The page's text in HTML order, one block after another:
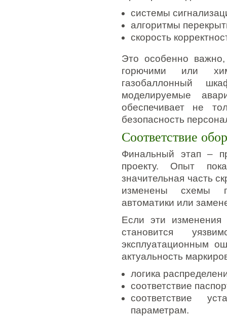
системы
алгоритмы
скорость
Это особенно
горючими или
газобаллонный
моделируемые
обеспечивает не
безопасность
Соответствие
Финальный этап –
проекту. Опыт
значительная часть
изменены схемы
автоматики или
Если эти
становится
эксплуатационным
актуальность
логика
соответствие
соответствие
параметрам.